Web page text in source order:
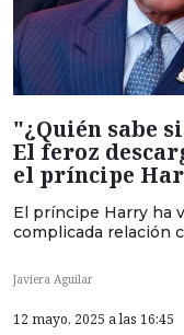
"¿Quién sabe
El feroz
el príncipe
El príncipe Harry ha
complicada relación
Javiera Aguilar
12 mayo, 2025 a las 16:45